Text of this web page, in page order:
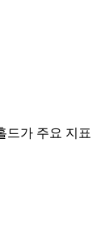
드가 주요 지표